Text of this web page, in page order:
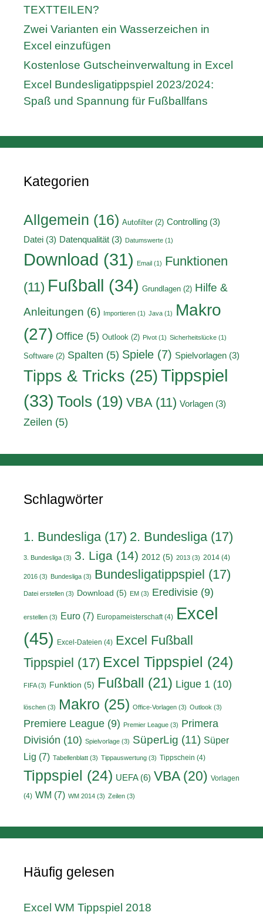
TEXTTEILEN?
Zwei Varianten ein Wasserzeichen in
Excel einzufügen
Kostenlose Gutscheinverwaltung in Excel
Excel Bundesligatippspiel 2023/2024:
Spaß und Spannung für Fußballfans
Kategorien
Allgemein (16) Autofilter (2) Controlling (3)
Datei (3) Datenqualität (3) Datumswerte (1)
Download (31) Email (1) Funktionen
(11) Fußball (34) Grundlagen (2) Hilfe &
Anleitungen (6) Importieren (1) Java (1)
Makro
(27) Office (5) Outlook (2) Pivot (1) Sicherheitslücke (1)
Software (2) Spalten (5) Spiele (7) Spielvorlagen (3)
Tipps & Tricks (25)Tippspiel
(33) Tools (19) VBA(11) Vorlagen (3)
Zeilen (5)
Schlagwörter
1. Bundesliga(17) 2. Bundesliga(17)
3. Bundesliga (3) 3. Liga (14) 2012 (5) 2013 (3) 2014 (4)
2016 (3) Bundesliga (3) Bundesligatippspiel (17)
Datei erstellen (3) Download (5) EM (3) Eredivisie (9)
erstellen (3) Euro (7) Europameisterschaft(4) Excel
(45)
Excel-Dateien (4) Excel Fußball
Tippspiel (17) Excel Tippspiel (24)
FIFA(3) Funktion (5) Fußball (21) Ligue 1 (10)
löschen (3) Makro (25) Office-Vorlagen (3) Outlook (3)
Premiere League (9) Premier League (3) Primera
División (10) Spielvorlage (3) SüperLig (11) Süper
Lig (7) Tabellenblatt (3) Tippauswertung (3) Tippschein (4)
Tippspiel (24) UEFA(6) VBA(20) Vorlagen
(4) WM (7) WM 2014 (3) Zeilen (3)
Häufig gelesen
Excel WM Tippspiel 2018